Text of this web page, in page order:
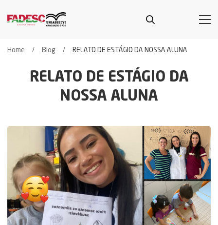
RELATO DE ESTÁGIO DA
NOSSA ALUNA
Home Blog RELATO DE ESTÁGIO DA NOSSA ALUNA